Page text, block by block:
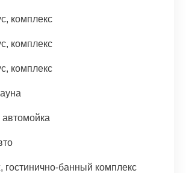
комплекс
комплекс
комплекс
автомойка
гостинично-банный комплекс